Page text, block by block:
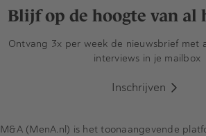
Blijf op de hoogte van al
Ontvang 3x per week de nieuwsbrief met
interviews in je mailbox
Inschrijven
M&A (MenA.nl) is het toonaangevende